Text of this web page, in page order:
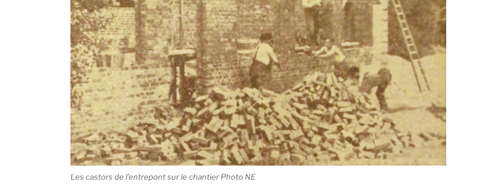
Les castors de l’entrepont sur le chantier Photo NE